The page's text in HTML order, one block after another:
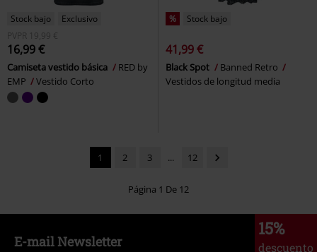
Stock bajo
Exclusivo
PVPR 19,99 €
16,99 €
Camiseta vestido básica
RED by
EMP
Vestido Corto
% Stock bajo
41,99 €
Black Spot
Banned Retro
Vestidos de longitud media
1 2 3 ... 12
Página 1 De 12
15%
descuento
E-mail Newsletter